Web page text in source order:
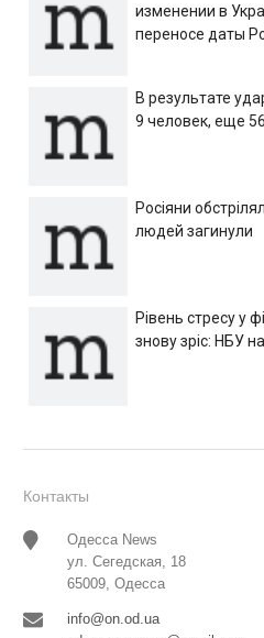
изменении в
переносе даты
В результате
9 человек, еще
Росіяни
людей загинули
Рівень стресу у
знову зріс: НБУ
Контакты
Одесса News
ул. Сегедская, 18
65009, Одесса
info@on.od.ua